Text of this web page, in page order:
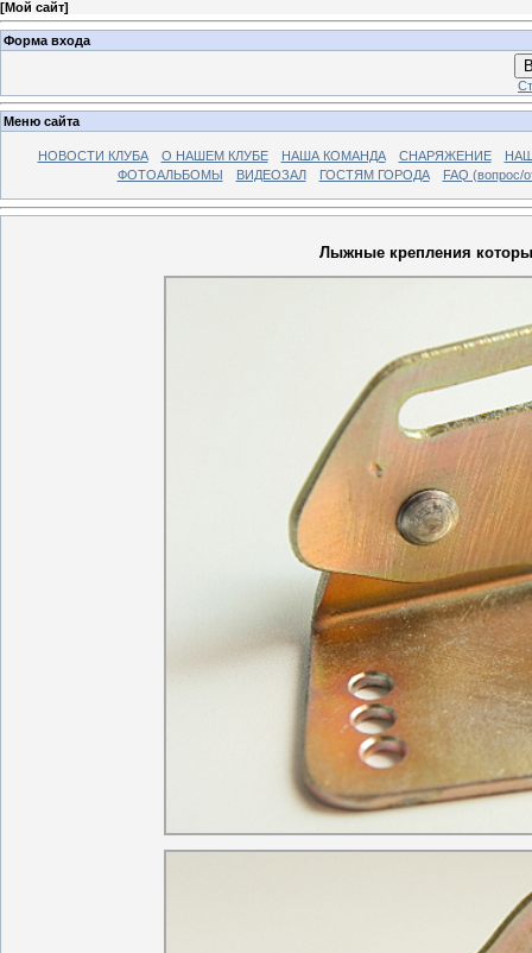
[Мой сайт]
Форма входа
Меню сайта
НОВОСТИ КЛУБА О НАШЕМ КЛУБЕ НАША КОМАНДА СНАРЯЖЕНИЕ
ФОТОАЛЬБОМЫ
ВИДЕОЗАЛ ГОСТЯМ ГОРОДА FAQ (вопрос/
Лыжные крепления